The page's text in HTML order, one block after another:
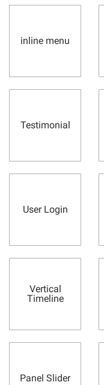
inline menu
Testimonial
User Login
Vertical
Timeline
Panel Slider